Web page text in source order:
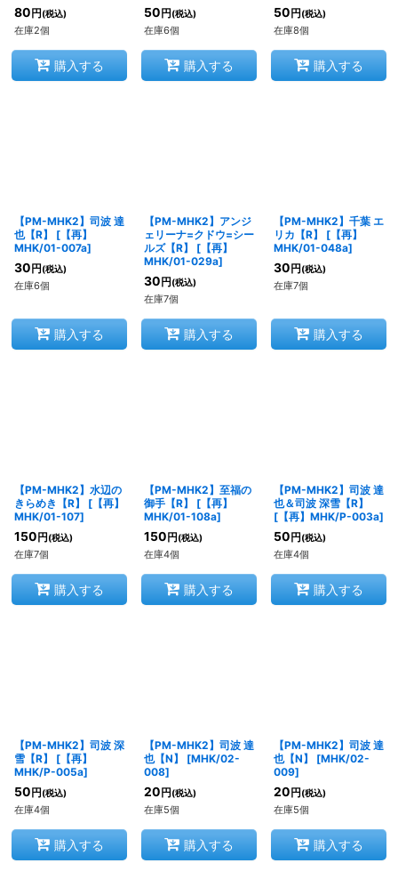
80 円 (税込)
在庫2個
購入する
50 円 (税込)
在庫6個
購入する
50 円 (税込)
在庫8個
購入する
【PM-MHK2】司波 達
也【R】
[ 【再】
MHK/01-007a]
30 円 (税込)
在庫6個
購入する
【PM-MHK2】アンジ
ェリーナ=クドウ=シー
ルズ【R】
[【再】
MHK/01-029a]
30 円 (税込)
在庫7個
購入する
【PM-MHK2】千葉 エ
リカ【R】
[【再】
MHK/01-048a]
30 円 (税込)
在庫7個
購入する
【PM-MHK2】水辺の
きらめき【R】
[ 【再】
MHK/01-107]
150 円 (税込)
在庫7個
購入する
【PM-MHK2】至福の
御手【R】
[【再】
MHK/01-108a]
150 円 (税込)
在庫4個
購入する
【PM-MHK2】司波 達
也＆司波 深雪【R】
[【再】MHK/P-003a]
50 円 (税込)
在庫4個
購入する
【PM-MHK2】司波 深
雪【R】
[ 【再】
MHK/P-005a]
50 円 (税込)
在庫4個
購入する
【PM-MHK2】司波 達
也【N】
[MHK/02-
008]
20 円 (税込)
在庫5個
購入する
【PM-MHK2】司波 達
也【N】
[MHK/02-
009]
20 円 (税込)
在庫5個
購入する